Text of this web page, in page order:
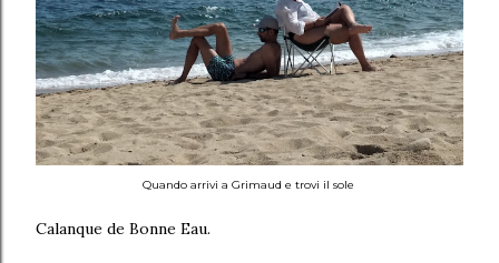
Quando arrivi a Grimaud e trovi il sole
Calanque de Bonne Eau.